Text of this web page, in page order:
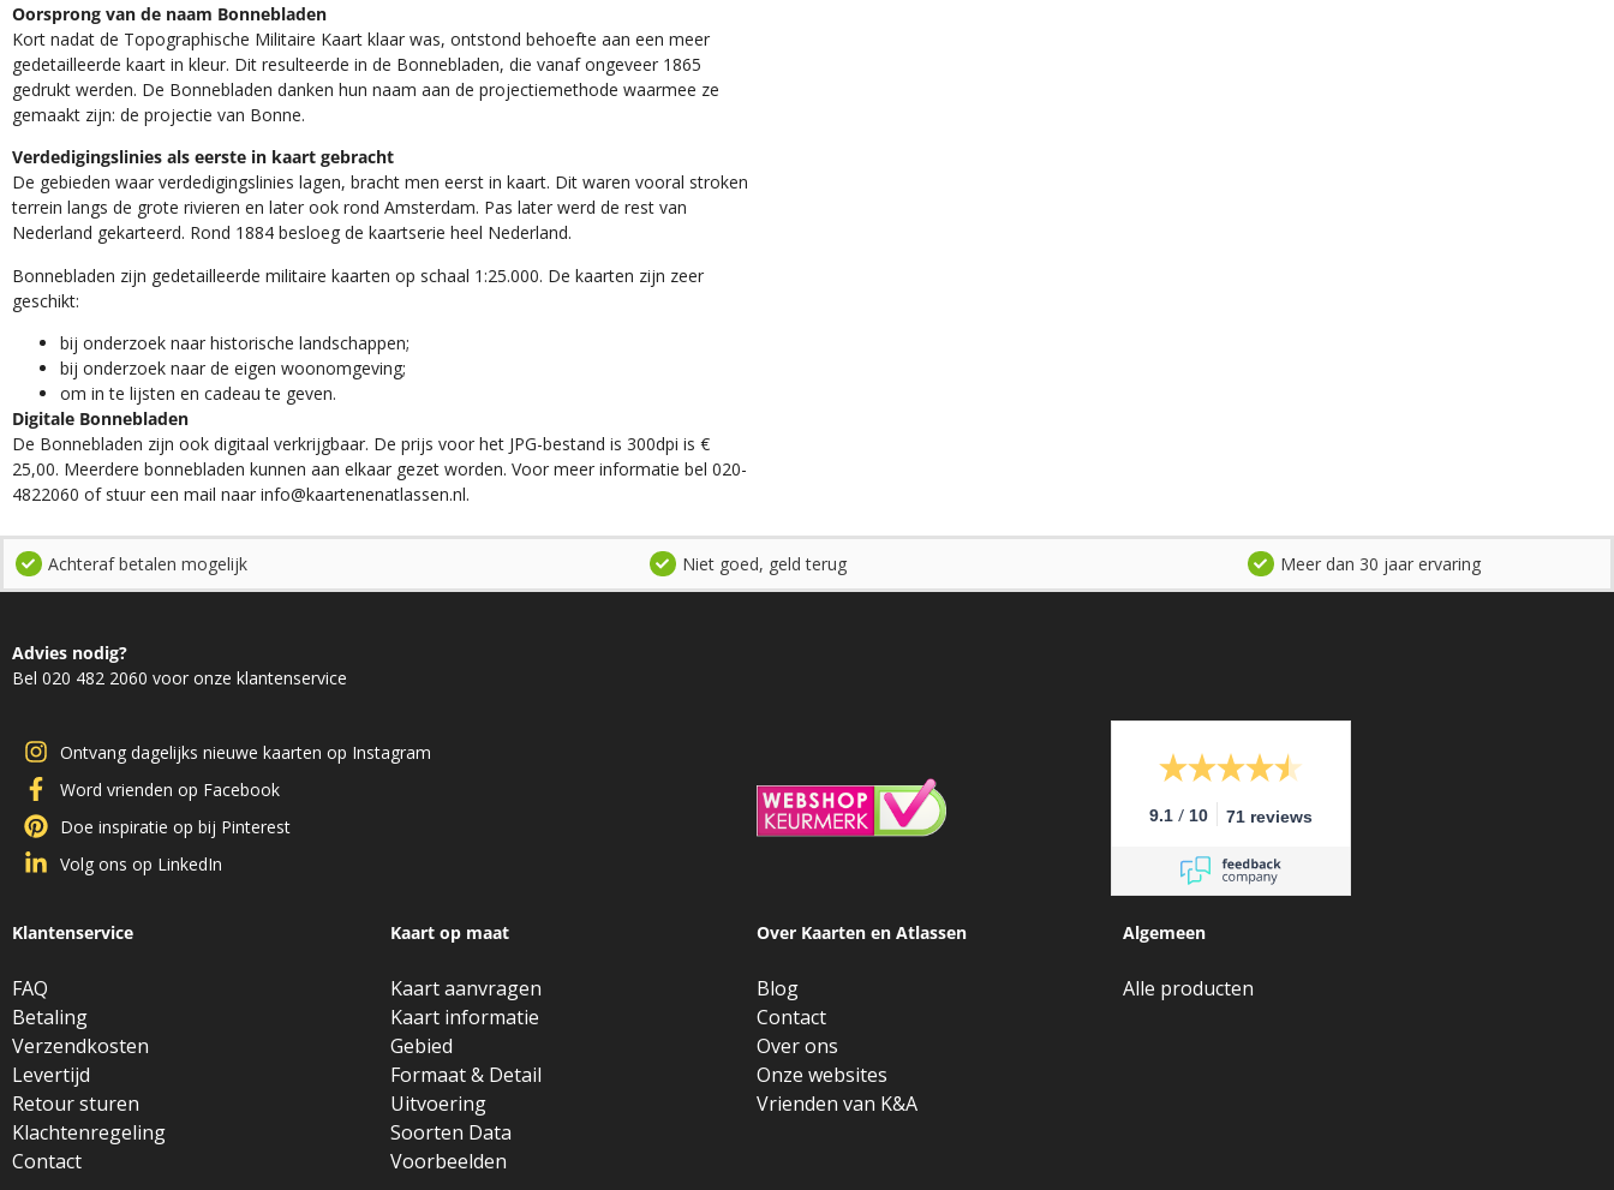
Oorsprong van de naam Bonnebladen
Kort nadat de Topographische Militaire Kaart klaar was, ontstond behoefte aan een meer
gedetailleerde kaart in kleur. Dit resulteerde in de Bonnebladen, die vanaf ongeveer 1865
gedrukt werden. De Bonnebladen danken hun naam aan de projectiemethode waarmee ze
gemaakt zijn: de projectie van Bonne.
Verdedigingslinies als eerste in kaart gebracht
De gebieden waar verdedigingslinies lagen, bracht men eerst in kaart. Dit waren vooral stroken
terrein langs de grote rivieren en later ook rond Amsterdam. Pas later werd de rest van
Nederland gekarteerd. Rond 1884 besloeg de kaartserie heel Nederland.
Bonnebladen zijn gedetailleerde militaire kaarten op schaal 1:25.000. De kaarten zijn zeer
geschikt:​
​bij onderzoek naar historische landschappen;
bij onderzoek naar de eigen woonomgeving;
om in te lijsten en cadeau te geven.
Digitale Bonnebladen
De Bonnebladen zijn ook digitaal verkrijgbaar. De prijs voor het JPG-bestand is 300dpi is €
25,00. Meerdere bonnebladen kunnen aan elkaar gezet worden. Voor meer informatie bel 020-
4822060 of stuur een mail naar info@kaartenenatlassen.nl.
Achteraf betalen mogelijk Niet goed, geld terug Meer dan 30 jaar ervaring
Advies nodig?
Bel 020 482 2060 voor onze klantenservice
Ontvang dagelijks nieuwe kaarten op Instagram
Word vrienden op Facebook
Doe inspiratie op bij Pinterest
Volg ons op LinkedIn
9.1 / 10 71 reviews
Klantenservice
FAQ
Betaling
Verzendkosten
Levertijd
Retour sturen
Klachtenregeling
Contact
Kaart op maat
Kaart aanvragen
Kaart informatie
Gebied
Formaat & Detail
Uitvoering
Soorten Data
Voorbeelden
Over Kaarten en Atlassen
Blog
Contact
Over ons
Onze websites
Vrienden van K&A
Algemeen
Alle producten